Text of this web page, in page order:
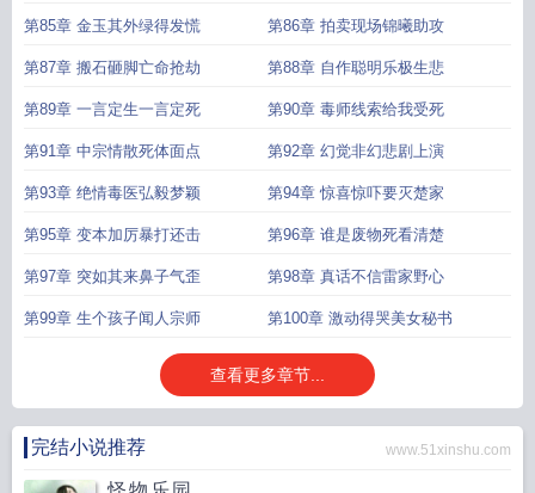
第85章 金玉其外绿得发慌 第86章 拍卖现场锦曦助攻
第87章 搬石砸脚亡命抢劫 第88章 自作聪明乐极生悲
第89章 一言定生一言定死 第90章 毒师线索给我受死
第91章 中宗情散死体面点 第92章 幻觉非幻悲剧上演
第93章 绝情毒医弘毅梦颖 第94章 惊喜惊吓要灭楚家
第95章 变本加厉暴打还击 第96章 谁是废物死看清楚
第97章 突如其来鼻子气歪 第98章 真话不信雷家野心
第99章 生个孩子闻人宗师 第100章 激动得哭美女秘书
查看更多章节...
完结小说推荐 www.51xinshu.com